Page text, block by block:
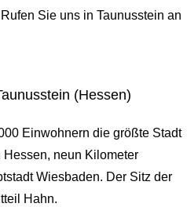
Sie uns in Taunusstein an
(Hessen)
Einwohnern die größte Stadt
neun Kilometer
Wiesbaden. Der Sitz der
Hahn.